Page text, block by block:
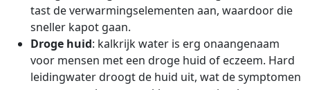
tast de verwarmingselementen aan, waardoor die
sneller kapot gaan.
Droge huid: kalkrijk water is erg onaangenaam
voor mensen met een droge huid of eczeem. Hard
leidingwater droogt de huid uit, wat de symptomen